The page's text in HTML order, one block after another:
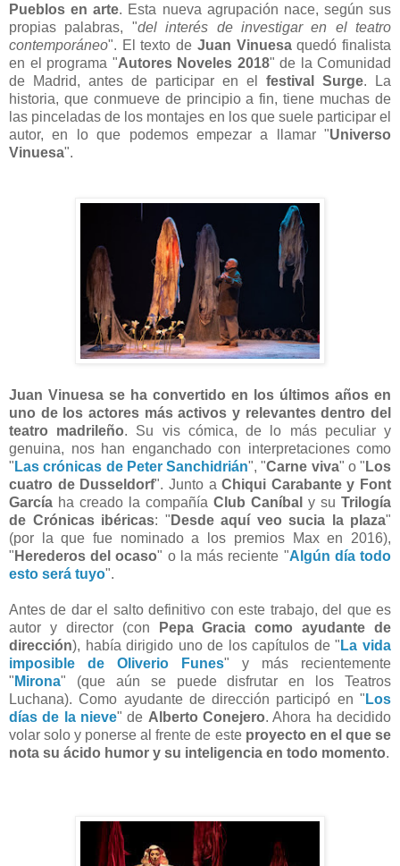
Pueblos en arte. Esta nueva agrupación nace, según sus
propias palabras, "del interés de investigar en el teatro
contemporáneo". El texto de Juan Vinuesaquedó finalista
en el programa "Autores Noveles 2018" de la Comunidad
de Madrid, antes de participar en el festival Surge. La
historia, que conmueve de principio a fin, tiene muchas de
las pinceladas de los montajes en los que suele participar el
autor, en lo que podemos empezar a llamar "Universo
Vinuesa".
Juan Vinuesa se ha convertido en los últimos años en
uno de los actores más activos y relevantes dentro del
teatro madrileño. Su vis cómica, de lo más peculiar y
genuina, nos han enganchado con interpretaciones como
" Las crónicas de Peter Sanchidrián", "Carne viva" o " Los
cuatro de Dusseldorf". Junto aChiqui Carabante y Font
García ha creado la compañía Club Caníbal y su Trilogía
de Crónicas ibéricas: " Desde aquí veo sucia la plaza"
(por la que fue nominado a los premios Max en 2016),
" Herederos del ocaso" o la más reciente "Algún día todo
esto será tuyo".
Antes de dar el salto definitivo con este trabajo, del que es
autor y director (con
Pepa Gracia como ayudante de
dirección), había dirigido uno de los capítulos de " La vida
imposible de Oliverio Funes" y más recientemente
" Mirona" (que aún se puede disfrutar en los Teatros
Luchana). Como ayudante de dirección participó en " Los
días de la nieve" de Alberto Conejero. Ahora ha decidido
volar solo y ponerse al frente de este proyecto en el que se
nota su ácido humor y su inteligencia en todo momento.